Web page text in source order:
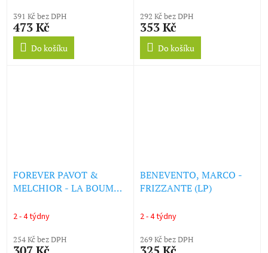
391 Kč bez DPH
473 Kč
Do košíku
292 Kč bez DPH
353 Kč
Do košíku
FOREVER PAVOT &
MELCHIOR - LA BOUM
2 - 4 týdny
254 Kč bez DPH
BENEVENTO, MARCO -
FRIZZANTE (LP)
2 - 4 týdny
269 Kč bez DPH